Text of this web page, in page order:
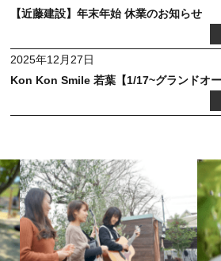
【近藤建設】年末年始 休業のお知らせ
2025年12月27日
Kon Kon Smile 若葉【1/17~グランドオー